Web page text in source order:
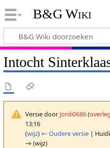
B&G Wiki
Intocht
Versie door Jordi0686(overleg
13:16
(wijz) ← Oudere versie|
→ (wijz)